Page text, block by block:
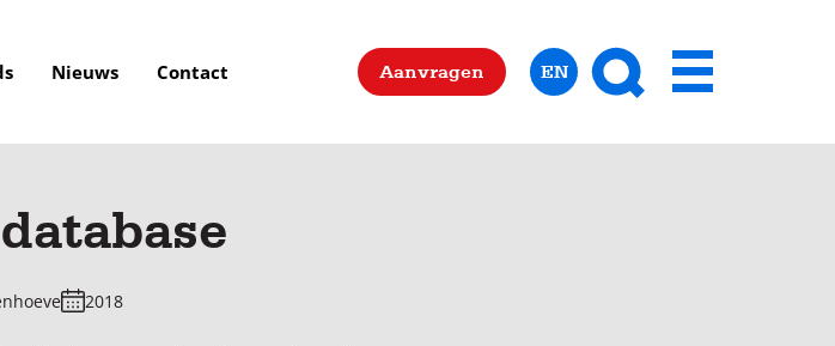
Nieuws Contact Aanvragen EN
Zoeken
Menu
2018